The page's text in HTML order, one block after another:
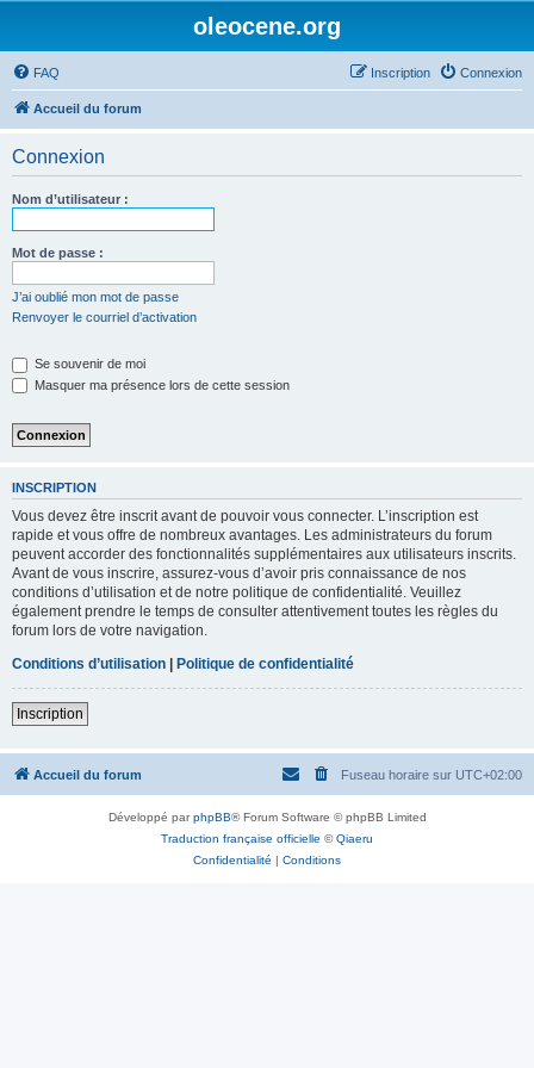
oleocene.org
FAQ Connexion
Inscription
Accueil du forum
Connexion
Nom d’utilisateur :
Mot de passe :
J’ai oublié mon mot de passe
Renvoyer le courriel d’activation
Se souvenir de moi
Masquer ma présence lors de cette session
INSCRIPTION
Vous devez être inscrit avant de pouvoir vous connecter. L’inscription est
rapide et vous offre de nombreux avantages. Les administrateurs du forum
peuvent accorder des fonctionnalités supplémentaires aux utilisateurs inscrits.
Avant de vous inscrire, assurez-vous d’avoir pris connaissance de nos
conditions d’utilisation et de notre politique de confidentialité. Veuillez
également prendre le temps de consulter attentivement toutes les règles du
forum lors de votre navigation.
Conditions d’utilisation | Politique de confidentialité
Inscription
Accueil du forum Fuseau horaire sur UTC+02:00
Développé parphpBB® Forum Software © phpBB Limited
Traduction française officielle ©Qiaeru
Confidentialité | Conditions